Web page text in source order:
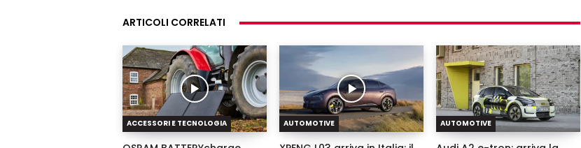
ARTICOLI CORRELATI
ACCESSORI E TECNOLOGIA AUTOMOTIVE AUTOMOTIVE